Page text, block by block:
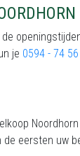
je 0594 - 74
eersten uw